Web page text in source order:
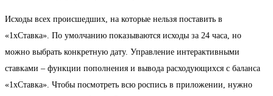
Исходы всех происшедших, на которые нельзя поставить в
«1хСтавка». По умолчанию показываются исходы за 24 часа, но
можно выбрать конкретную дату. Управление интерактивными
ставками – функции пополнения и вывода расходующихся с баланса
«1хСтавка». Чтобы посмотреть всю роспись в приложении, нужно